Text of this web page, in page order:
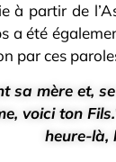
à partir de
a été
par ces
sa mère et,
voici ton
heure-là,